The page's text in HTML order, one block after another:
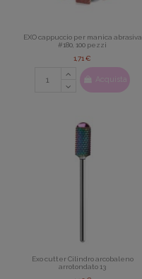
EXO cappuccio per manica abrasiva
#180, 100 pezzi
1,71 €
Acquista
Exo cutter Cilindro arcobaleno
arrotondato 13